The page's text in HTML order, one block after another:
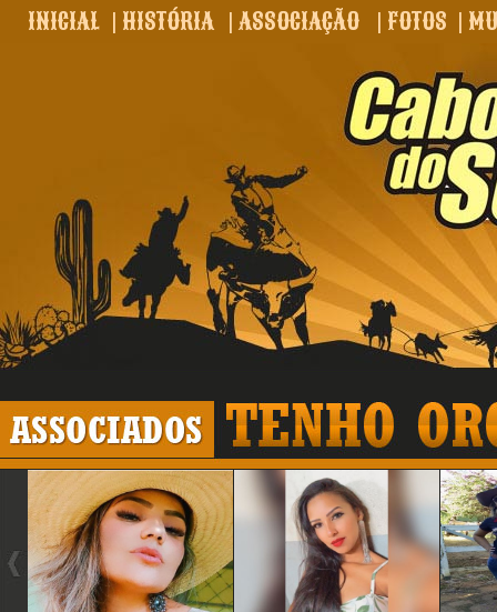
INICIAL | HISTÓRIA | ASSOCIAÇÃO | FOTOS |